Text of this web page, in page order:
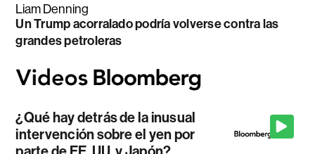
Liam Denning
Un Trump acorralado podría volverse contra las
grandes petroleras
¿Qué hay detrás de la inusual
intervención sobre el yen por